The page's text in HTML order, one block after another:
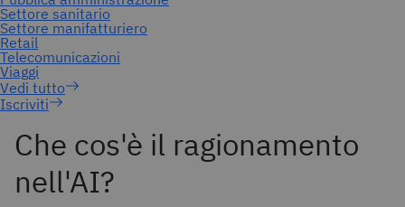
Iscriviti
Che cos'è il ragionamento
nell'AI?